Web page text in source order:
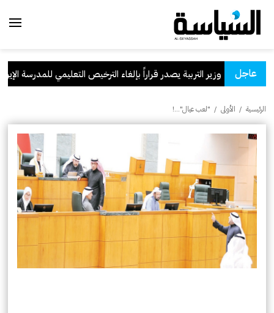
عاجلوزير التربية يصدر قراراً بإلغاء الترخيص التعليمي للمدرسة الإيرانية
الرئيسية / الأولى / "لعب عيال"…!